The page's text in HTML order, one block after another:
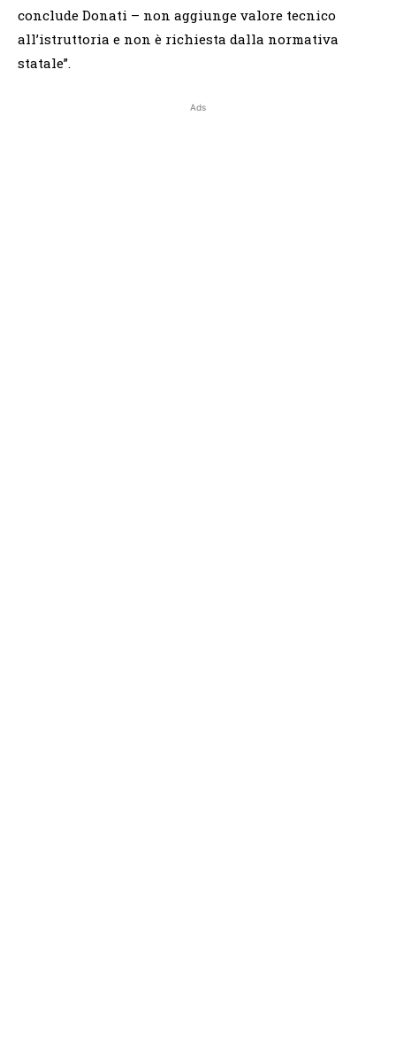
conclude Donati – non aggiunge valore tecnico
all’istruttoria e non è richiesta dalla normativa
statale”.
Ads